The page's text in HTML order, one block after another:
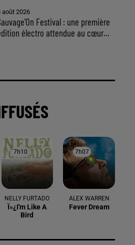
6 août 2026
Arles : après un taureau percuté lors
d'une abrivado à Saliers,...